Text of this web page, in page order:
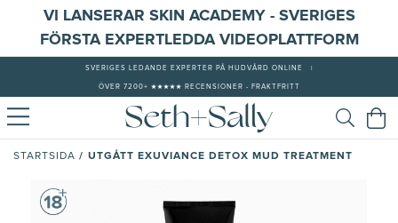
VI LANSERAR SKIN ACADEMY - SVERIGES
FÖRSTA EXPERTLEDDA VIDEOPLATTFORM
SVERIGES LEDANDE EXPERTER PÅ HUDVÅRD ONLINE
ÖVER 7200+ ★★★★★ RECENSIONER - FRAKTFRITT
STARTSIDA / UTGÅTT EXUVIANCE DETOX MUD TREATMENT